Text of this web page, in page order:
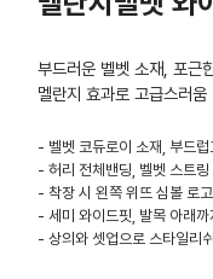
부드러운 벨벳 소재, 포근
멜란지 효과로 고급스러움
- 벨벳 코듀로이 소재, 부드럽
- 허리 전체밴딩, 벨벳 스트
- 착장 시 왼쪽 위뜨 심볼 로
- 세미 와이드핏, 발목 아래
- 상의와 셋업으로 스타일리